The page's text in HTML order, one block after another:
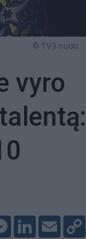
© TV3 nuotr.
vyro
Messenger
LinkedIn
Email